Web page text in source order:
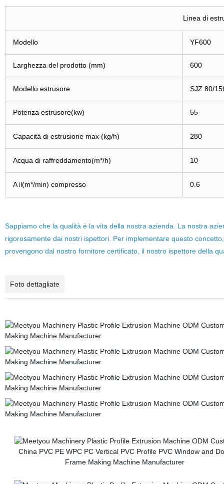
Linea di
Modello YF600
Larghezza del prodotto (mm) 600
Modello estrusore SJZ 80/
Potenza estrusore(kw) 55
Capacità di estrusione max (kg/h) 280
Acqua di raffreddamento(m*/h) 10
A il(m*/min) compresso 0.6
Sappiamo che la qualità è la vita della nostra azienda. La nostra
rigorosamente dai nostri ispettori. Per implementare questo
provengono dal nostro fornitore certificato, il nostro ispettore della
Foto dettagliate